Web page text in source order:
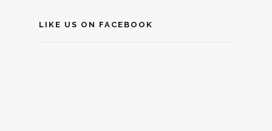
LIKE US ON FACEBOOK